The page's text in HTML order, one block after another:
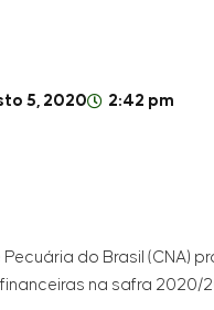
5, 2020 2:42 pm
do Brasil (CNA)
na safra 2020/